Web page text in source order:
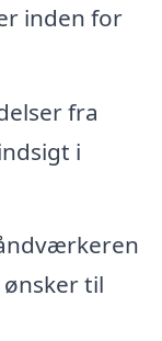
inden for
fra
i
til